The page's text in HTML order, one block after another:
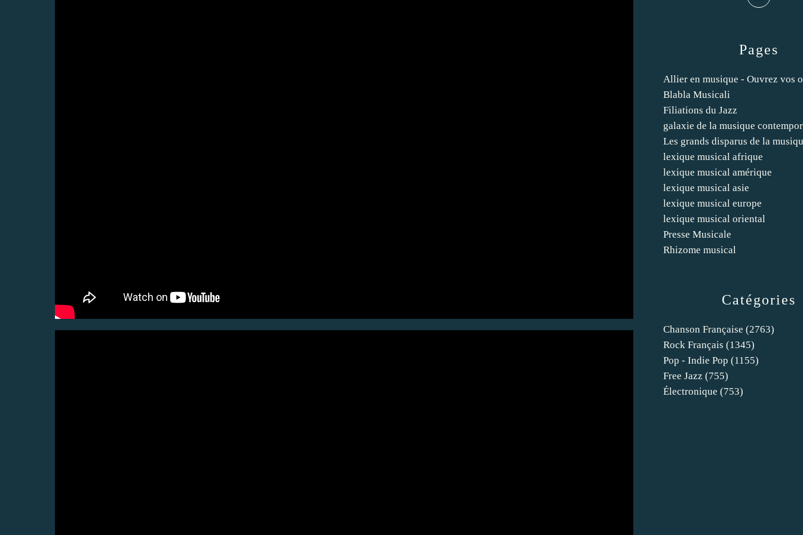
Catégories
Chanson Française (2763)
Rock Français (1345)
Pop - Indie Pop (1155)
Free Jazz (755)
Électronique (753)
Pages
Allier en musique - Ouvrez vos
Blabla Musicali
Filiations du Jazz
galaxie de la musique
Les grands disparus de la
lexique musical afrique
lexique musical amérique
lexique musical asie
lexique musical europe
lexique musical oriental
Presse Musicale
Rhizome musical